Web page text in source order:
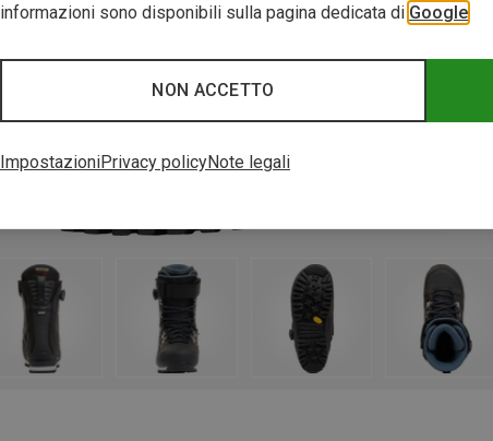
informazioni sono disponibili sulla pagina dedicata di Google
NON ACCETTO
ImpostazioniPrivacy policyNote legali